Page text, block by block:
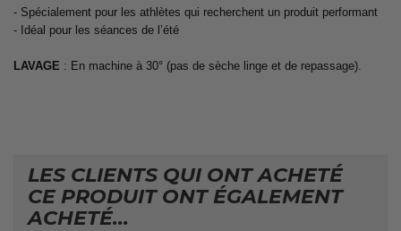
- Spécialement pour les athlètes qui recherchent un produit performant
- Idéal pour les séances de l’été
LAVAGE : En machine à 30° (pas de sèche linge et de repassage).
LES CLIENTS QUI ONT ACHETÉ
CE PRODUIT ONT ÉGALEMENT
ACHETÉ...